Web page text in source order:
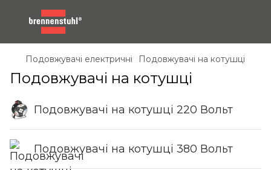
Подовжувачі електричні Подовжувачі на котушці
Подовжувачі на котушці
Подовжувачі на котушці 220 Вольт
Подовжувачі на котушці 380 Вольт